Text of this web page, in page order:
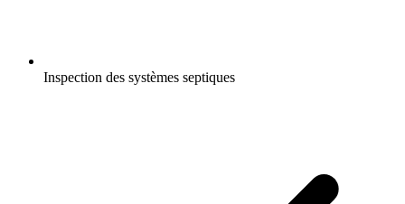
Inspection des systèmes septiques